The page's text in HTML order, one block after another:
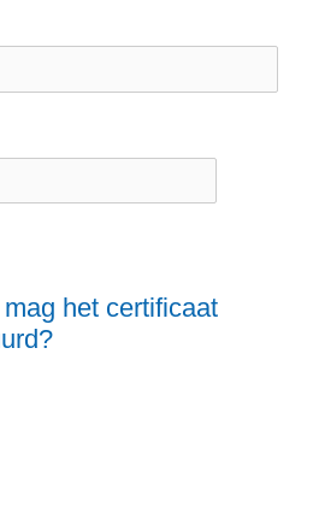
het certificaat